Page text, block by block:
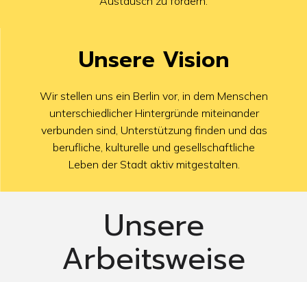
Unsere Vision
Wir stellen uns ein Berlin vor, in dem Menschen
unterschiedlicher Hintergründe miteinander
verbunden sind, Unterstützung finden und das
berufliche, kulturelle und gesellschaftliche
Leben der Stadt aktiv mitgestalten.
Unsere
Arbeitsweise